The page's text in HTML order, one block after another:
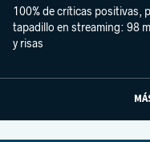
100% de críticas positivas,
tapadillo en streaming: 98
y risas